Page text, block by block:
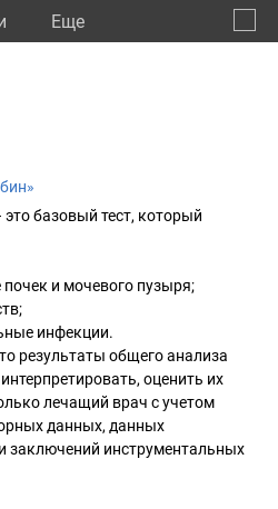
Eще
базовый тест, который
почек и мочевого пузыря;
инфекции.
результаты общего анализа
оценить их
лечащий врач с учетом
данных, данных
заключений инструментальных